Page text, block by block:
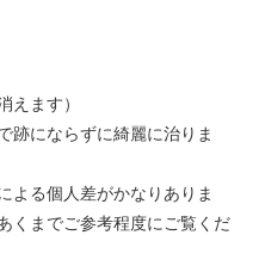
えます）
跡にならずに綺麗に治りま
よる個人差がかなりありま
くまでご参考程度にご覧くだ